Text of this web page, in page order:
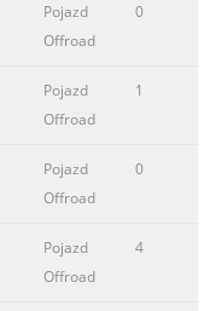
Pojazd
Offroad
0
Pojazd
Offroad
1
Pojazd
Offroad
0
Pojazd
Offroad
4